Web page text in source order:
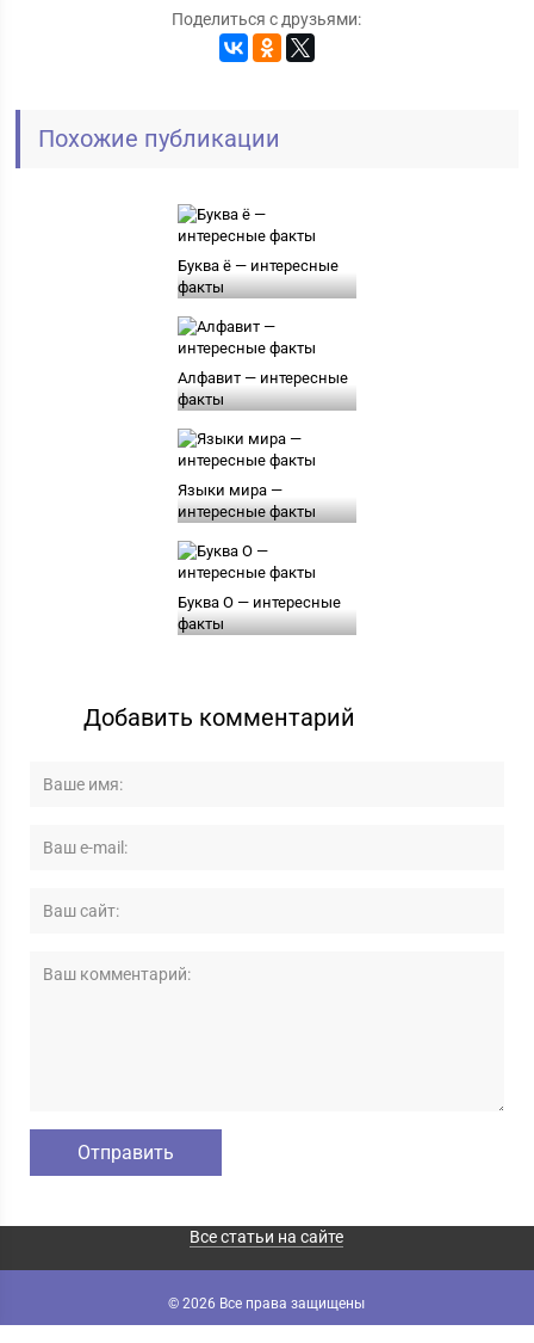
Поделиться с друзьями:
Похожие публикации
Буква ё — интересные
факты
Алфавит — интересные
факты
Языки мира —
интересные факты
Буква О — интересные
факты
Добавить комментарий
Все статьи на сайте
© 2026 Все права защищены